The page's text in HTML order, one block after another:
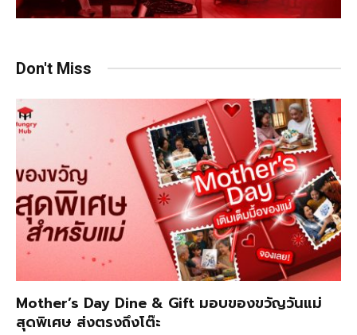
Don't Miss
Mother’s Day Dine & Gift มอบของขวัญวันแม่
สุดพิเศษ ส่งตรงถึงโต๊ะ